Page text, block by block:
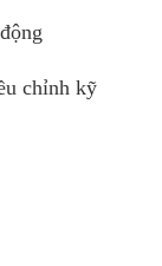
chỉnh kỹ